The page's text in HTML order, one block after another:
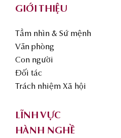
GIỚI THIỆU
Tầm nhìn & Sứ mệnh
Văn phòng
Con người
Đối tác
Trách nhiệm Xã hội
LĨNH VỰC
HÀNH NGHỀ